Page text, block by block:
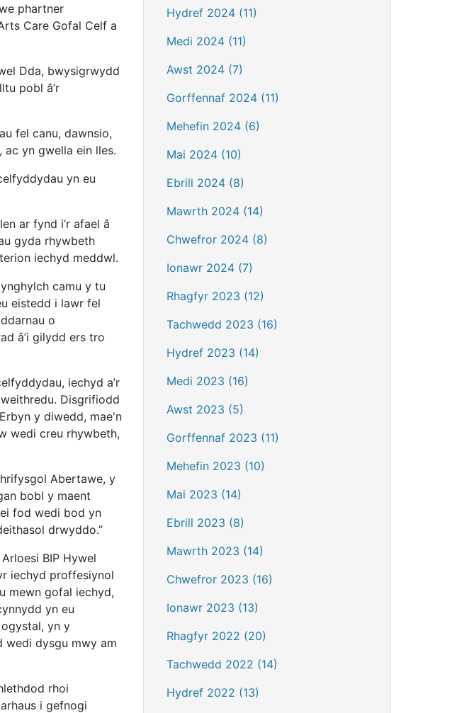
phartner
Care Gofal Celf a
Dda, bwysigrwydd
pobl â’r
fel canu, dawnsio,
yn gwella ein lles.
yn eu
ar fynd i’r afael â
gyda rhywbeth
iechyd meddwl.
camu y tu
eistedd i lawr fel
o
â’i gilydd ers tro
iechyd a’r
Disgrifiodd
y diwedd, mae'n
wedi creu rhywbeth,
Abertawe, y
bobl y maent
fod wedi bod yn
drwyddo.”
BIP Hywel
iechyd proffesiynol
mewn gofal iechyd,
yn eu
yn y
wedi dysgu mwy am
rhoi
i gefnogi
Hydref 2024 (11)
Medi 2024 (11)
Awst 2024 (7)
Gorffennaf 2024 (11)
Mehefin 2024 (6)
Mai 2024 (10)
Ebrill 2024 (8)
Mawrth 2024 (14)
Chwefror 2024 (8)
Ionawr 2024 (7)
Rhagfyr 2023 (12)
Tachwedd 2023 (16)
Hydref 2023 (14)
Medi 2023 (16)
Awst 2023 (5)
Gorffennaf 2023 (11)
Mehefin 2023 (10)
Mai 2023 (14)
Ebrill 2023 (8)
Mawrth 2023 (14)
Chwefror 2023 (16)
Ionawr 2023 (13)
Rhagfyr 2022 (20)
Tachwedd 2022 (14)
Hydref 2022 (13)